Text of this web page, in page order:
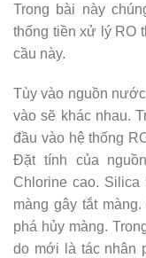
Trong bài này
thống tiền xử lý RO
cầu này.
Tùy vào nguồn
vào sẽ khác nhau.
đầu vào hệ thống
Đặt tính của
Chlorine cao. Silica
màng gây tắt
phá hủy màng.
do mới là tác nhân